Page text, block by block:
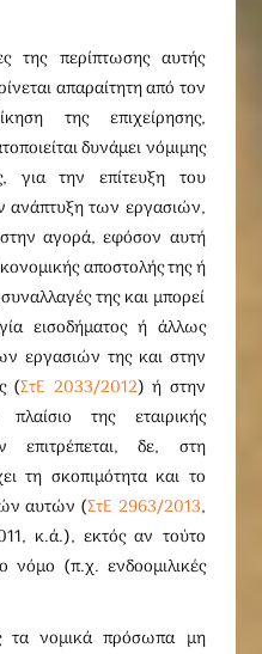
της περίπτωσης αυτής
απαραίτητη από τον
της επιχείρησης,
δυνάμει νόμιμης
για την επίτευξη του
ανάπτυξη των εργασιών,
αγορά, εφόσον αυτή
αποστολής της ή
της και μπορεί
εισοδήματος ή άλλως
εργασιών της και στην
(ΣτΕ 2033/2012) ή στην
της εταιρικής
επιτρέπεται, δε, στη
τη σκοπιμότητα και το
αυτών (ΣτΕ 2963/2013,
κ.ά.), εκτός αν τούτο
νόμο (π.χ. ενδοομιλικές
τα νομικά πρόσωπα μη